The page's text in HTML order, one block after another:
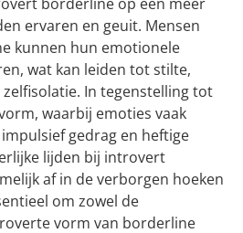
ervaren en geuit. Mensen
kunnen hun emotionele
wat kan leiden tot stilte,
In tegenstelling tot
waarbij emoties vaak
gedrag en heftige
lijden bij introvert
af in de verborgen hoeken
om zowel de
vorm van borderline